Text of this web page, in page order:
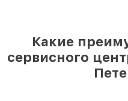
Какие
сервисного